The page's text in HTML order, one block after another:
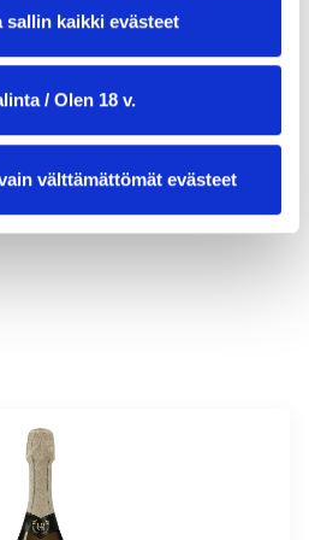
sallin kaikki evästeet
/ Olen 18 v.
välttämättömät evästeet
min